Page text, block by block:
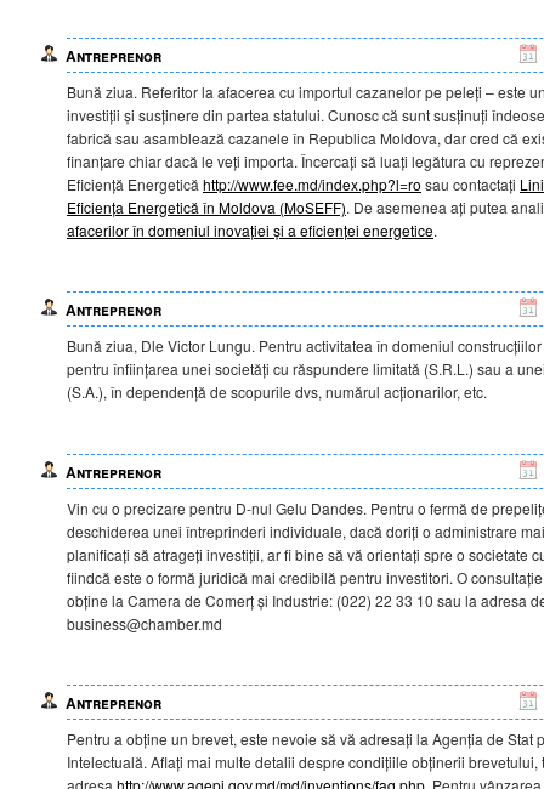
Antreprenor
Bună ziua. Referitor la afacerea cu importul cazanelor pe peleți – este
investiții și susținere din partea statului. Cunosc că sunt susținuți
fabrică sau asamblează cazanele în Republica Moldova, dar cred că
finanțare chiar dacă le veți importa. Încercați să luați legătura cu
Eficiență Energetică http://www.fee.md/index.php?l=ro sau contactați
Eficiența Energetică în Moldova (MoSEFF). De asemenea ați putea
afacerilor în domeniul inovației și a eficienței energetice.
Antreprenor
Bună ziua, Dle Victor Lungu. Pentru activitatea în domeniul
pentru înființarea unei societăți cu răspundere limitată (S.R.L.) sau a
(S.A.), în dependență de scopurile dvs, numărul acționarilor, etc.
Antreprenor
Vin cu o precizare pentru D-nul Gelu Dandes. Pentru o fermă de
deschiderea unei întreprinderi individuale, dacă doriți o administrare
planificați să atrageți investiții, ar fi bine să vă orientați spre o societate
fiindcă este o formă juridică mai credibilă pentru investitori. O
obține la Camera de Comerț și Industrie: (022) 22 33 10 sau la adresa
business@chamber.md
Antreprenor
Pentru a obține un brevet, este nevoie să vă adresați la Agenția de Stat
Intelectuală. Aflați mai multe detalii despre condițiile obținerii brevetului,
adresa http://www.agepi.gov.md/md/inventions/faq.php . Pentru